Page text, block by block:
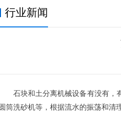
行业新闻
石块和土分离机械设备有没有，
圆筒洗砂机等，根据流水的振荡和